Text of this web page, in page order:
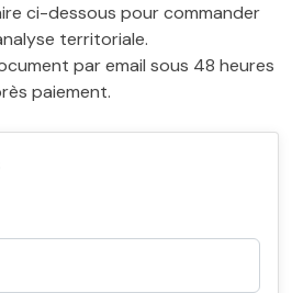
ci-dessous pour commander
territoriale.
par email sous 48 heures
paiement.